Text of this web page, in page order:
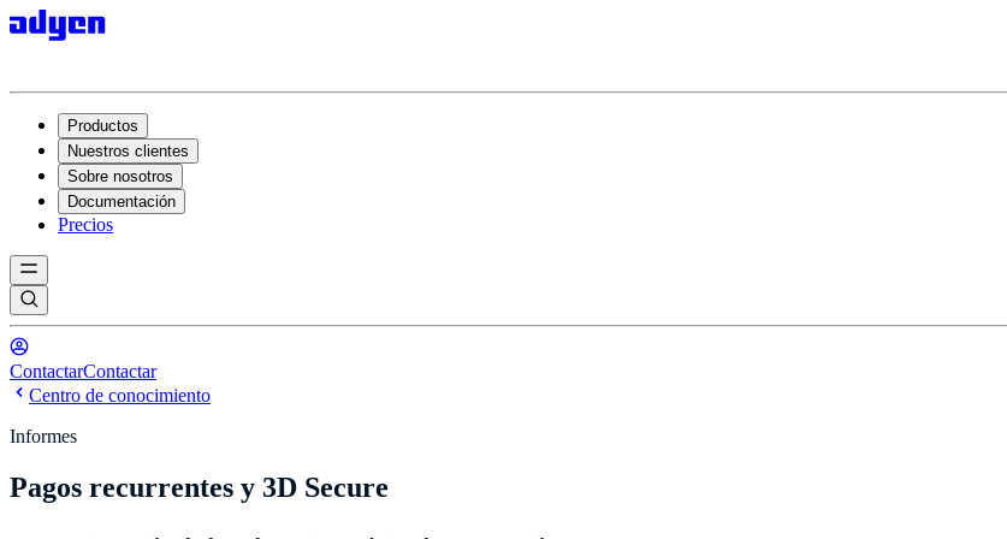
Productos
Nuestros clientes
Sobre nosotros
Documentación
Precios
ContactarContactar
Centro de conocimiento
Informes
Pagos recurrentes y 3D Secure